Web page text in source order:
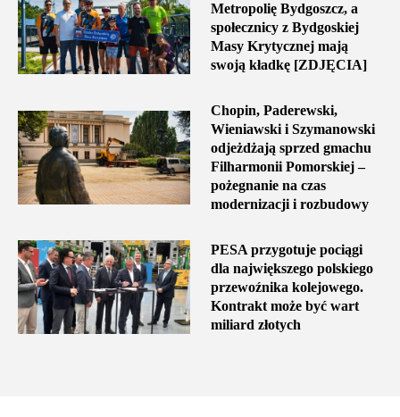
Metropolię Bydgoszcz, a
społecznicy z Bydgoskiej
Masy Krytycznej mają
swoją kładkę [ZDJĘCIA]
Chopin, Paderewski,
Wieniawski i Szymanowski
odjeżdżają sprzed gmachu
Filharmonii Pomorskiej –
pożegnanie na czas
modernizacji i rozbudowy
PESA przygotuje pociągi
dla największego polskiego
przewoźnika kolejowego.
Kontrakt może być wart
miliard złotych